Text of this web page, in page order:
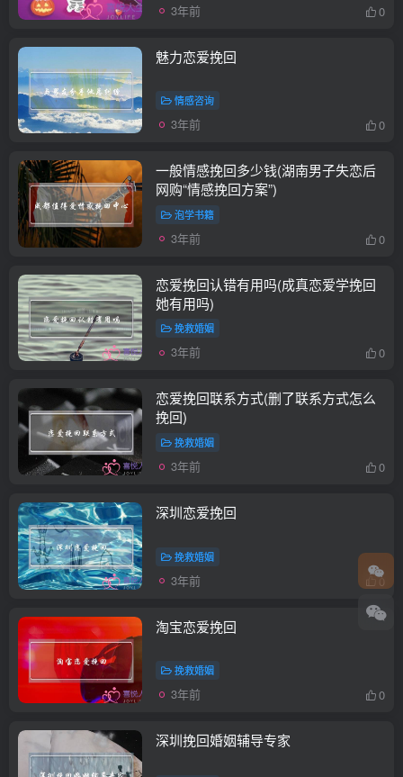
3年前 0
魅力恋爱挽回
情感咨询
3年前 0
一般情感挽回多少钱(湖南男子失恋后
网购“情感挽回方案”)
泡学书籍
3年前 0
恋爱挽回认错有用吗(成真恋爱学挽回
她有用吗)
挽救婚姻
3年前 0
恋爱挽回联系方式(删了联系方式怎么
挽回)
挽救婚姻
3年前 0
深圳恋爱挽回
挽救婚姻
3年前 0
淘宝恋爱挽回
挽救婚姻
3年前 0
深圳挽回婚姻辅导专家